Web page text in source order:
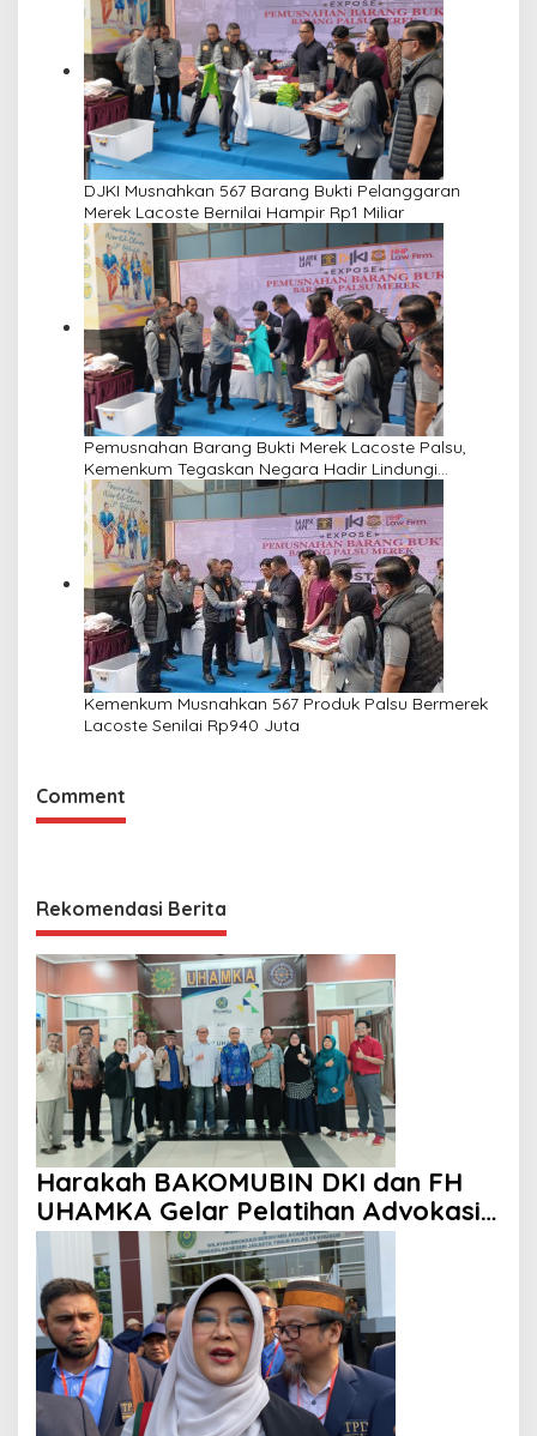
DJKI Musnahkan 567 Barang Bukti Pelanggaran
Merek Lacoste Bernilai Hampir Rp1 Miliar
Pemusnahan Barang Bukti Merek Lacoste Palsu,
Kemenkum Tegaskan Negara Hadir Lindungi
Kekayaan Intelektual
Kemenkum Musnahkan 567 Produk Palsu Bermerek
Lacoste Senilai Rp940 Juta
Comment
Rekomendasi Berita
Harakah BAKOMUBIN DKI dan FH
UHAMKA Gelar Pelatihan Advokasi
dan Paralegal Berbasis Masyarakat